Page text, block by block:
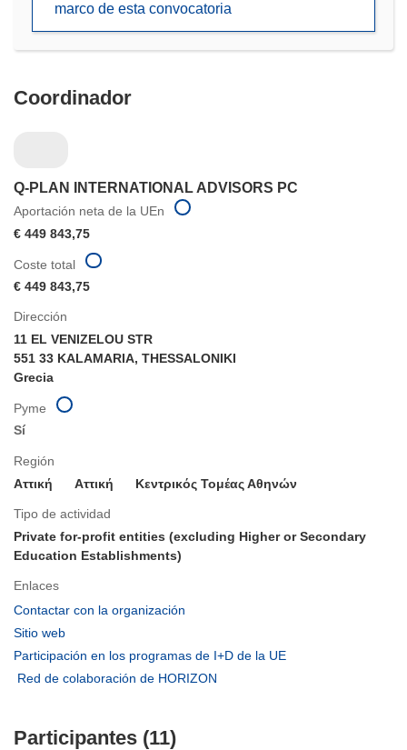
nueva
marco de esta convocatoria
Coordinador
Q-PLAN INTERNATIONAL ADVISORS PC
Aportación neta de la UEn
€ 449 843,75
Dirección
11 EL VENIZELOU STR
551 33 KALAMARIA, THESSALONIKI
Grecia
Pyme
Sí
Región
Αττική
Aττική Κεντρικός Τομέας Αθηνών
Tipo de actividad
Private for-profit entities (excluding Higher or Secondary
Education Establishments)
Enlaces
Contactar con la organización
nueva
Sitio web
abrirá
ventana)
Participación en los programas de I+D de la UE
Red de colaboración de HORIZON
Coste total
€ 449 843,75
Participantes (11)